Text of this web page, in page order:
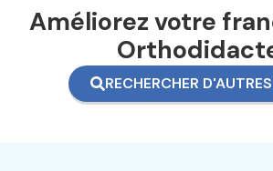
Améliorez votre
RECHERCHER